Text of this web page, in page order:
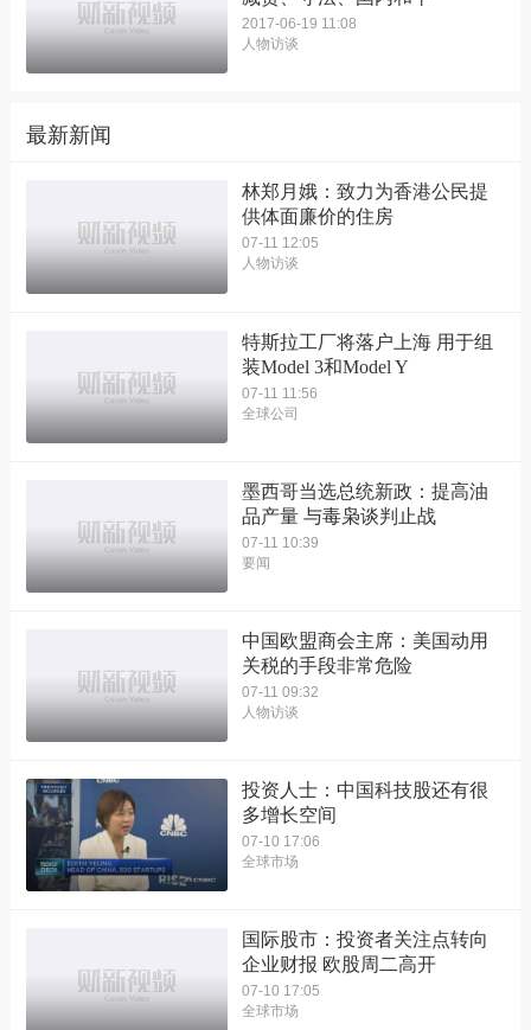
2017-06-19 11:08
人物访谈
最新新闻
林郑月娥：致力为香港公民提
供体面廉价的住房
07-11 12:05
人物访谈
特斯拉工厂将落户上海 用于组
装Model 3和Model Y
07-11 11:56
全球公司
墨西哥当选总统新政：提高油
品产量 与毒枭谈判止战
07-11 10:39
要闻
中国欧盟商会主席：美国动用
关税的手段非常危险
07-11 09:32
人物访谈
投资人士：中国科技股还有很
多增长空间
07-10 17:06
全球市场
国际股市：投资者关注点转向
企业财报 欧股周二高开
07-10 17:05
全球市场